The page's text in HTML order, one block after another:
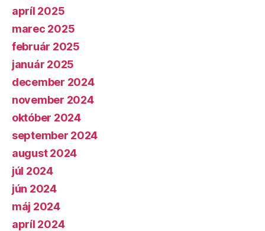
apríl 2025
marec 2025
február 2025
január 2025
december 2024
november 2024
október 2024
september 2024
august 2024
júl 2024
jún 2024
máj 2024
apríl 2024